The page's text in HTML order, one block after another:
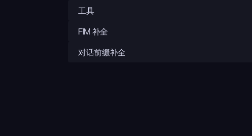
工具
FIM 补全
对话前缀补全